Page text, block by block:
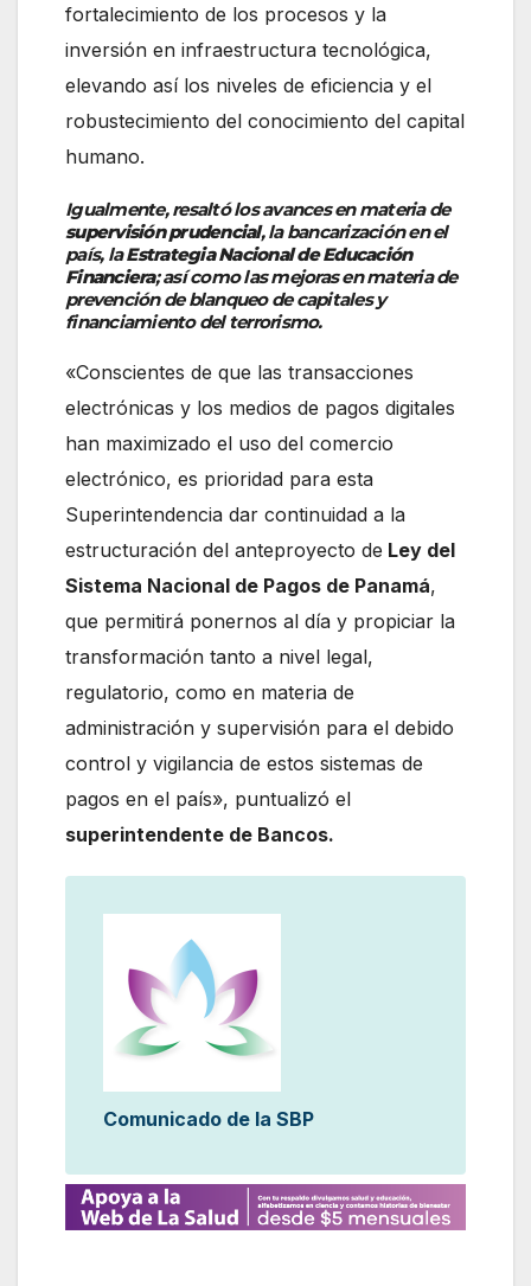
fortalecimiento de los procesos y la
inversión en infraestructura tecnológica,
elevando así los niveles de eficiencia y el
robustecimiento del conocimiento del capital
humano.
Igualmente, resaltó los avances en materia de
supervisión prudencial, la bancarización en el
país, laEstrategia Nacional de Educación
Financiera; así como las mejoras en materia de
prevención de blanqueo de capitales y
financiamiento del terrorismo.
«Conscientes de que las transacciones
electrónicas y los medios de pagos digitales
han maximizado el uso del comercio
electrónico, es prioridad para esta
Superintendencia dar continuidad a la
estructuración del anteproyecto de Ley del
Sistema Nacional de Pagos de Panamá,
que permitirá ponernos al día y propiciar la
transformación tanto a nivel legal,
regulatorio, como en materia de
administración y supervisión para el debido
control y vigilancia de estos sistemas de
pagos en el país», puntualizó el
superintendente de Bancos.
Comunicado de la SBP